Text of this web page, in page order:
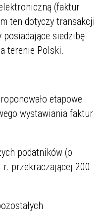
(faktur
ten dotyczy transakcji
siedzibę
terenie Polski.
etapowe
wystawiania faktur
podatników (o
przekraczającej 200